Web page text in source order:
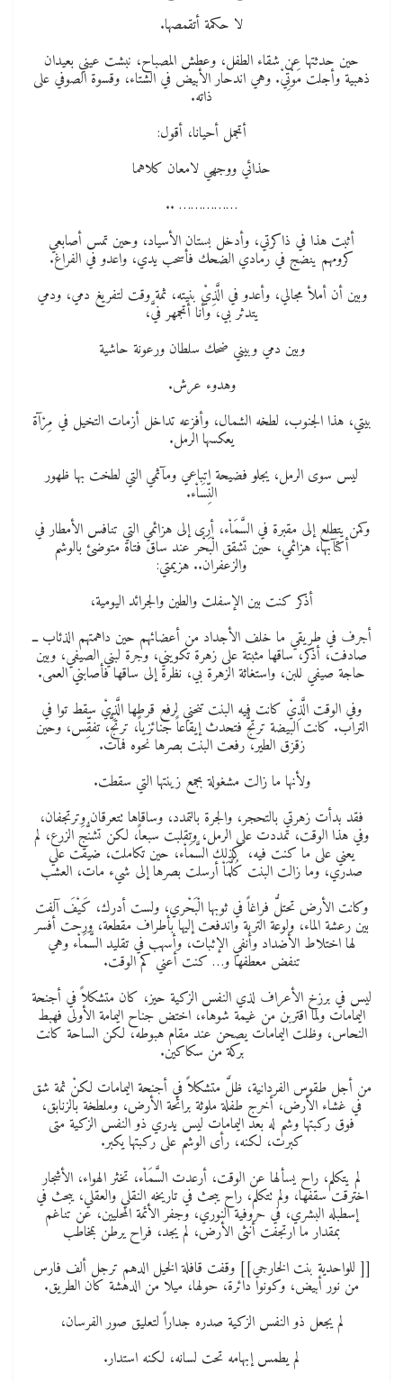
لا حكمة أتقمصها.
حين حدثتها عن شقاء الطفل، وعطش المصباح، نبشت عيني بعيدان
ذهبية وأجلت مَوْتِيْ. وهي اندحار الأبيض في الشتاء، وقسوة الصوفي على
ذاته.
أتجمل أحيانا، أقول:
حذائي ووجهي لامعان كلاهما
…………… ..
أثبت هذا في ذاكرتي، وأدخل بستان الأسياد، وحين تمس أصابعي
كرومهم ينضج في رمادي الضحك فأسحب يدي، واعدو في الفراغ.
وبين أن أملأ مجالي، وأعدو في الَّذِيْ بنيته، ثمة وقت لتفريغ دمي، ودمي
يتدثر بي، وأنا أتجمهر فيَّ،
وبين دمي وبيني ضحك سلطان ورعونة حاشية
وهدوء عرش.
بيتي، هذا الجنوب، لطخه الشمال، وأفزعه تداخل أزمات التخيل في مِرْآة
يعكسها الرمل.
ليس سوى الرمل، يجلو فضيحة اتباعي ومآثمي التي لطخت بها ظهور
النِّسَاْء.
وكمن يتطلع إلى مقبرة في السَّمَاْء، أرى إلى هزائمي التي تنافس الأمطار في
أكتآبها، هزائمي، حين تشقق الْبَحْر عند ساق فتاة متوضئ بالوشم
والزعفران.. هزيمتي:
أذكر كنت بين الإسفلت والطين والجرائد اليومية،
أجرف في طريقي ما خلف الأجداد من أعضائهم حين داهمتهم الذئاب ــ
صادفت، أذكر، ساقها مثبتة على زهرة تكويني، وجرة لبني الصيفي، وبين
حاجة صيفي للبن، واستغاثة الزهرة بي، نظرة إلى ساقها فأصابني العمى.
وفي الوقت الَّذِيْ كانت فيه البنت تنحني لرفع قرطها الَّذِيْ سقط توا في
التراب. كانت البيضة ترتجُّ فتحدث إيقاعاً جنائزياً، ترتجُّ، تفقِّس، وحين
زقزق الطير، رفعت البنت بصرها نحوه فمات.
ولأنها ما زالت مشغولة بجمع زينتها التي سقطت.
فقد بدأت زهرتي بالتحجر، والجرة بالتمدد، وساقاها تتعرقان وترتجفان،
وفي هذا الوقت، تمددت على الرمل، وتقلبت سبعاً، لكن تشنُّجَ الزرع، لم
يعني على ما كنت فيه، كذلك السَّمَاْء، حين تكاملت، ضيقت علي
صدري، وما زالت البنت كُلَّمَاْ أرسلت بصرها إلى شيء مات، العشب
وكانت الأرض تحتلُّ فراغاً في ثوبها الْبَحْري، ولست أدرك، كَيْفَ آلفت
بين رعشة الماء، ولوعة التربة واندفعت إليها بأطراف مقطعة، ورحت أفسر
لها اختلاط الأضداد وأنفي الإثبات، وأسهب في تقليد السَّمَاْء وهي
تنفض معطفها و… كنت أعني كم الوقت.
ليس في برزخ الأعراف لذي النفس الزكية حيز، كان متشكلاً في أجنحة
اليمامات ولما اقتربن من غيمة شوهاء، اختض جناح اليمامة الأولى فهبط
النحاس، وظلت اليمامات يصحن عند مقام هبوطه، لكن الساحة كانت
بركة من سكاكين.
من أجل طقوس الفردانية، ظلَّ متشكلاً في أجنحة اليمامات لكنْ ثمة شق
في غشاء الأرض، أخرج طفلة ملوثة برائحة الأرض، وملطخة بالزنابق،
فوق ركبتها وشم له بعد اليمامات ليس يدري ذو النفس الزكية متى
كبرت، لكنه، رأى الوشم على ركبتها يكبر.
لم يتكلم، راح يسألها عن الوقت، أرعدت السَّمَاْء، تخثر الهواء، الأشجار
اخترقت سقفها، ولم تتكلم، راح يبحث في تاريخه النقلي والعقلي، يبحث في
إسطبله البشري، في حروفية النوري، وجفر الأئمة المحليين، عن تناغم
بمقدار ما ارتجفت أنثى الأرض، لم يجد، فراح يرطن بمخاطب
[[ للواحدية بنت الخارجي]] وقفت قافلة الخيل الدهم ترجل ألف فارس
من نور أبيض، وكونوا دائرة، حولها، ميلا من الدهشة كان الطريق.
لم يجعل ذو النفس الزكية صدره جداراً لتعليق صور الفرسان،
لم يطمس إبهامه تحت لسانه، لكنه استدار.